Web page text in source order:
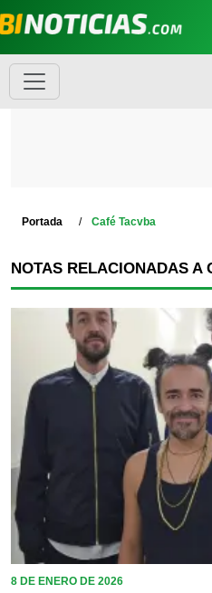
Portada Café Tacvba
NOTAS RELACIONADAS A
8 DE ENERO DE 2026